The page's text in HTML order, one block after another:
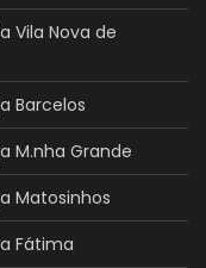
Vila Nova de
Barcelos
M.nha Grande
Matosinhos
Fátima